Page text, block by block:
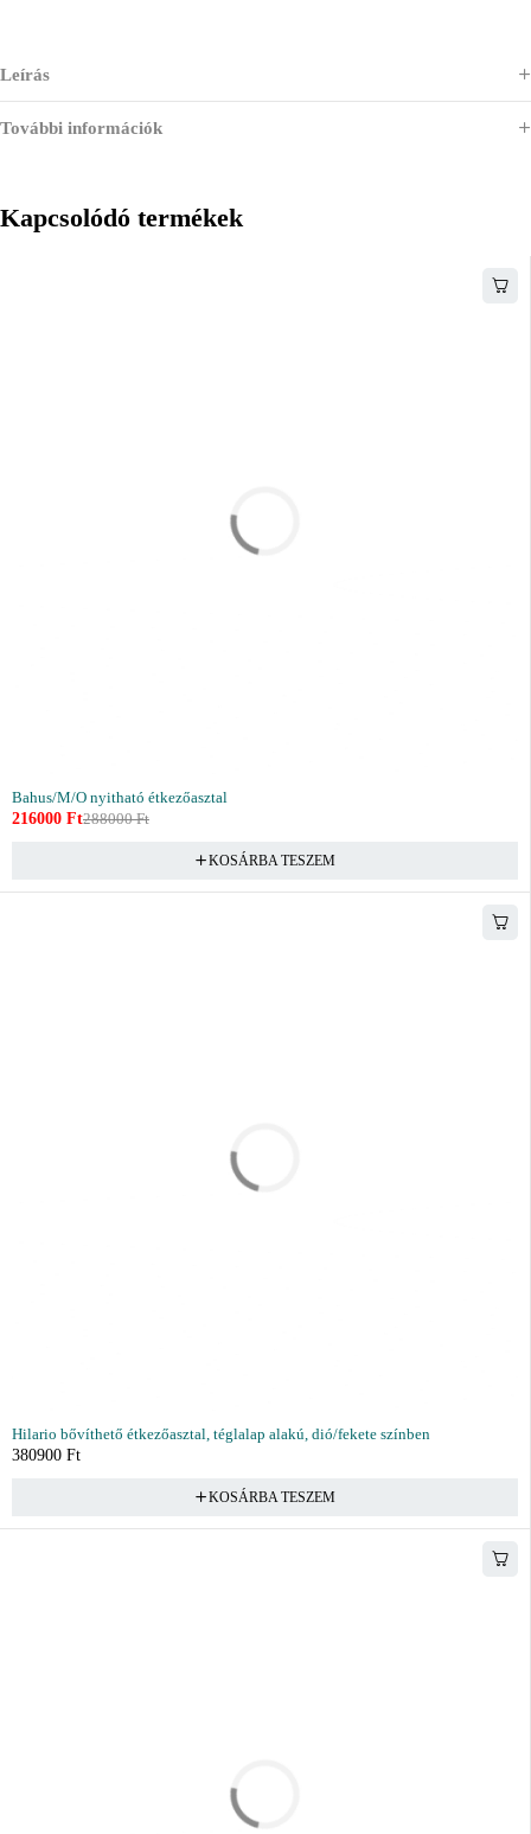
Leírás
További információk
Kapcsolódó termékek
Bahus/M/O nyitható étkezőasztal
288000Ft
216000 Ft
KOSÁRBA TESZEM
Hilario bővíthető étkezőasztal, téglalap alakú, dió/fekete színben
380900 Ft
KOSÁRBA TESZEM